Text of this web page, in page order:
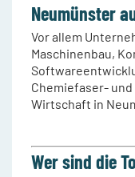
Neumünster
Vor allem
Maschinenbau,
Chemiefaser-
Wirtschaft in
Wer sind die